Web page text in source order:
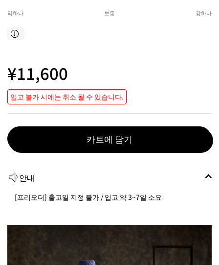
약하다 보통 강하다
¥11,600
입고 불가 시에는 취소 될 수 있습니다.
카트에 담기
안내
[프리오더] 출고일 지정 불가 / 입고 약 3~7일 소요